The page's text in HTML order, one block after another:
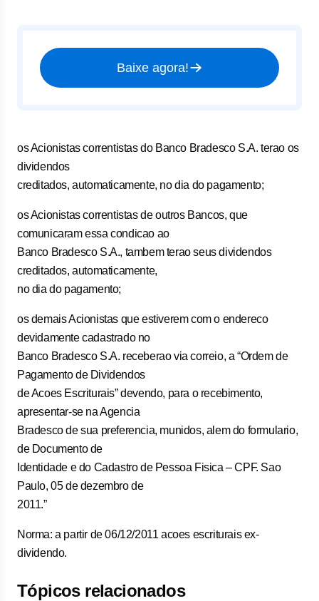
Baixe agora!
os Acionistas correntistas do Banco Bradesco S.A. terao os
dividendos
creditados, automaticamente, no dia do pagamento;
os Acionistas correntistas de outros Bancos, que
comunicaram essa condicao ao
Banco Bradesco S.A., tambem terao seus dividendos
creditados, automaticamente,
no dia do pagamento;
os demais Acionistas que estiverem com o endereco
devidamente cadastrado no
Banco Bradesco S.A. receberao via correio, a “Ordem de
Pagamento de Dividendos
de Acoes Escriturais” devendo, para o recebimento,
apresentar-se na Agencia
Bradesco de sua preferencia, munidos, alem do formulario,
de Documento de
Identidade e do Cadastro de Pessoa Fisica – CPF. Sao
Paulo, 05 de dezembro de
2011.”
Norma: a partir de 06/12/2011 acoes escriturais ex-
dividendo.
Tópicos relacionados